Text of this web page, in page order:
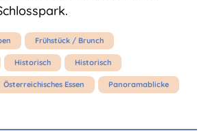
Frühstück / Brunch
Historisch Historisch
Österreichisches Essen Panoramablicke